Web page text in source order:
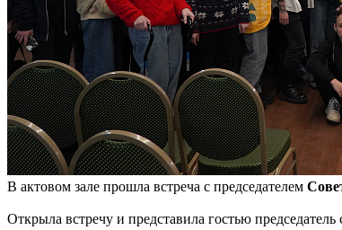
В актовом зале прошла встреча с председателем
Открыла встречу и представила гостью